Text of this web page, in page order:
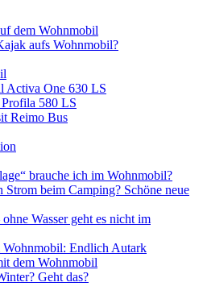
dem Wohnmobil
aufs Wohnmobil?
Activa One 630 LS
580 LS
Reimo Bus
brauche ich im Wohnmobil?
beim Camping? Schöne neue
Wasser geht es nicht im
Wohnmobil: Endlich Autark
dem Wohnmobil
Geht das?